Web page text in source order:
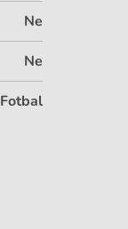
Ne
Ne
Fotbal